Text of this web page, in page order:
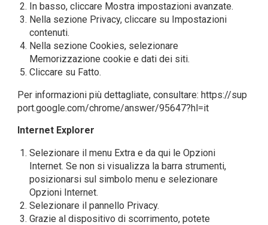
In basso, cliccare Mostra impostazioni avanzate.
Nella sezione Privacy, cliccare su Impostazioni
contenuti.
Nella sezione Cookies, selezionare
Memorizzazione cookie e dati dei siti.
Cliccare su Fatto.
Per informazioni più dettagliate, consultare: https://sup
port.google.com/chrome/answer/95647?hl=it
Internet Explorer
Selezionare il menu Extra e da qui le Opzioni
Internet. Se non si visualizza la barra strumenti,
posizionarsi sul simbolo menu e selezionare
Opzioni Internet.
Selezionare il pannello Privacy.
Grazie al dispositivo di scorrimento, potete